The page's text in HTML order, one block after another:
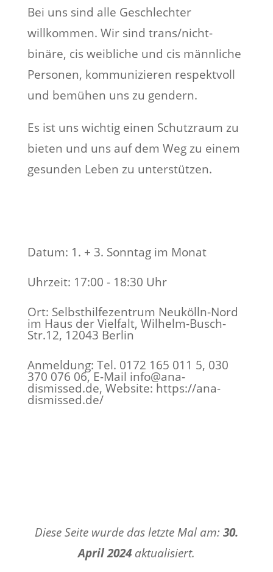
Bei uns sind alle Geschlechter
willkommen. Wir sind trans/nicht-
binäre, cis weibliche und cis männliche
Personen, kommunizieren respektvoll
und bemühen uns zu gendern.
Es ist uns wichtig einen Schutzraum zu
bieten und uns auf dem Weg zu einem
gesunden Leben zu unterstützen.
Datum: 1. + 3. Sonntag im Monat
Uhrzeit: 17:00 - 18:30 Uhr
Ort: Selbsthilfezentrum Neukölln-Nord
im Haus der Vielfalt, Wilhelm-Busch-
Str.12, 12043 Berlin
Anmeldung: Tel. 0172 165 011 5, 030
370 076 06, E-Mail info@ana-
dismissed.de, Website: https://ana-
dismissed.de/
Diese Seite wurde das letzte Mal am: 30.
April 2024aktualisiert.